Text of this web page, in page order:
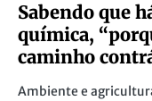
Sabendo que
química,
caminho
Ambiente e